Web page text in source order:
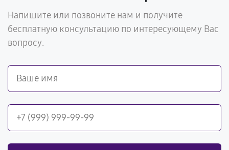
Напишите или позвоните нам и получите
бесплатную консультацию по интересующему Вас
вопросу.